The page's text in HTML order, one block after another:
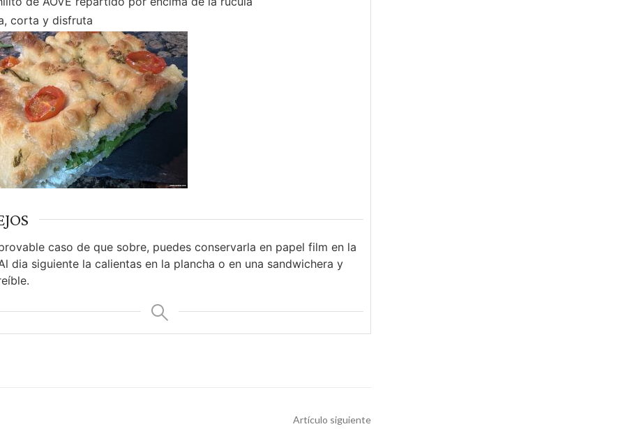
corta y disfruta
caso de que sobre, puedes conservarla en papel film en la
dia siguiente la calientas en la plancha o en una sandwichera y
Artículo siguiente